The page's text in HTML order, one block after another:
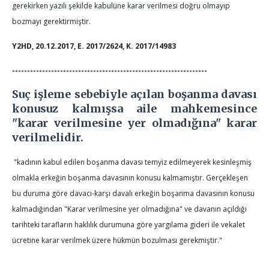
gerekirken yazılı şekilde kabulüne karar verilmesi doğru olmayıp
bozmayı gerektirmiştir.
Y2HD, 20.12.2017, E. 2017/2624, K. 2017/14983
-----------------------------------------------------------------
Suç işleme sebebiyle açılan boşanma davası
konusuz kalmışsa aile mahkemesince
"karar verilmesine yer olmadığına" karar
verilmelidir.
"kadının kabul edilen boşanma davası temyiz edilmeyerek kesinleşmiş
olmakla erkeğin boşanma davasının konusu kalmamıştır. Gerçekleşen
bu duruma göre davacı-karşı davalı erkeğin boşanma davasının konusu
kalmadığından "Karar verilmesine yer olmadığına" ve davanın açıldığı
tarihteki tarafların haklılık durumuna göre yargılama gideri ile vekalet
ücretine karar verilmek üzere hükmün bozulması gerekmiştir."